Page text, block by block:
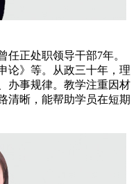
正处职领导干部7年。
论》等。从政三十年，理
办事规律。教学注重因材
清晰，能帮助学员在短期